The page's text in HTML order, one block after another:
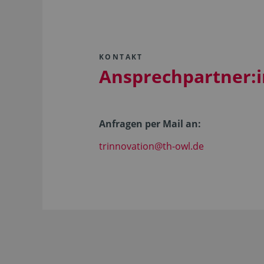
KONTAKT
Anfragen per Mail an:
trinnovation@th-owl.de